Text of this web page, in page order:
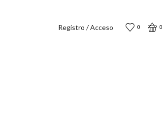
Registro / Acceso 0 0